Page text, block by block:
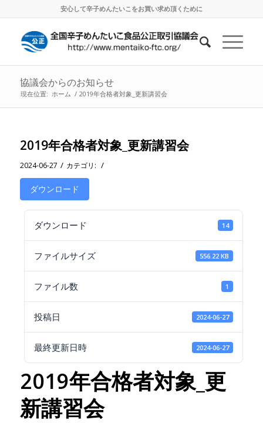
安心して辛子めんたいこをお買い求め頂くために
協議会からのお知らせ
現在位置: ホーム / 2019年合格者対象_更新講習会
2019年合格者対象_更新講習会
2024-06-27 / カテゴリ: /
ダウンロード
ダウンロード 14
ファイルサイズ 556.22 KB
ファイル数 1
投稿日 2024-06-27
最終更新日時 2024-06-27
2019年合格者対象_更
新講習会